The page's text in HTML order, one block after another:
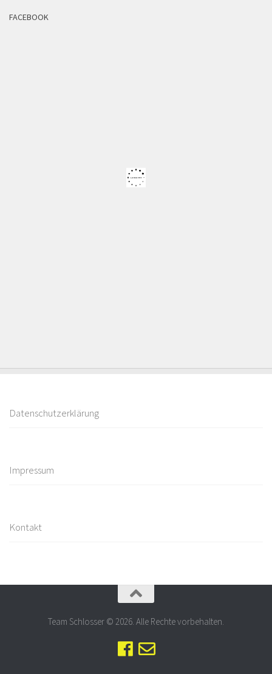
FACEBOOK
Datenschutzerklärung
Impressum
Kontakt
Team Schlosser © 2026. Alle Rechte vorbehalten.